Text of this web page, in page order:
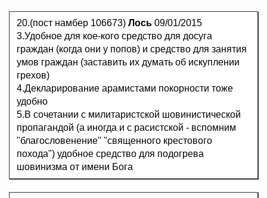
20.(пост намбер 106673) Лось 09/01/2015
3.Удобное для кое-кого средство для досуга
граждан (когда они у попов) и средство для занятия
умов граждан (заставить их думать об искуплении
грехов)
4.Декларирование арамистами покорности тоже
удобно
5.В сочетании с милитаристской шовинистической
пропагандой (а иногда и с расистской - вспомним
"благословенение" "священного крестового
похода") удобное средство для подогрева
шовинизма от имени Бога